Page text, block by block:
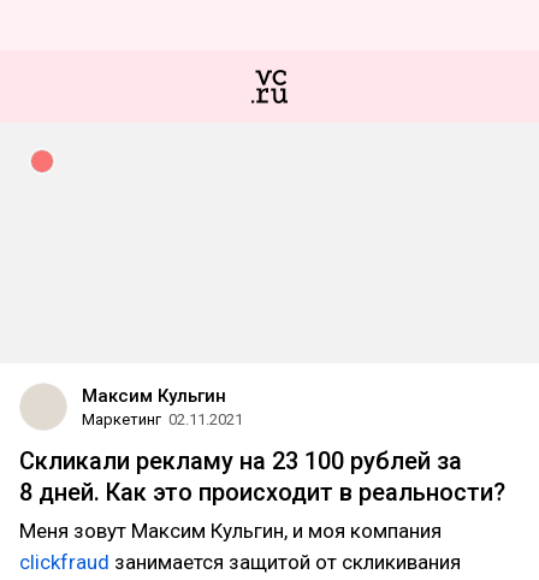
Максим Кульгин
Маркетинг 02.11.2021
Скликали рекламу на 23 100 рублей за
8 дней. Как это происходит в реальности?
Меня зовут Максим Кульгин, и моя компания
clickfraud занимается защитой от скликивания